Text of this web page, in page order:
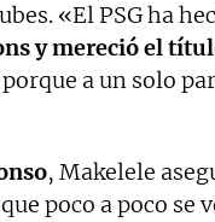
«El PSG ha
y mereció el
a un solo
, Makelele
poco a poco se